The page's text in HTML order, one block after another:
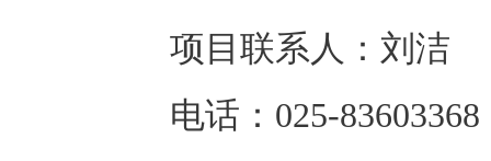
项目联系人：刘洁
电话：025-83603368